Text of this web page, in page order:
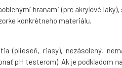
hranami (pre akrylové
konkrétneho materiálu.
(plieseň, riasy), nezásolený,
pH testerom). Ak je podkladom